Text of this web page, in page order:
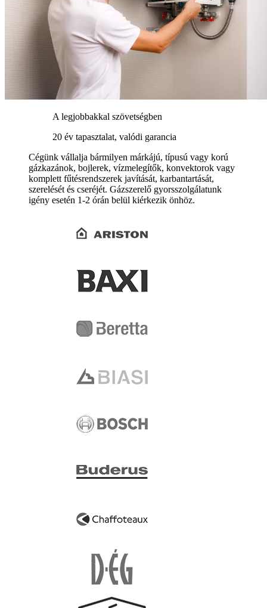
A legjobbakkal szövetségben
20 év tapasztalat, valódi garancia
Cégünk vállalja bármilyen márkájú, típusú vagy korú
gázkazánok, bojlerek, vízmelegítők, konvektorok vagy
komplett fűtésrendszerek javítását, karbantartását,
szerelését és cseréjét. Gázszerelő gyorsszolgálatunk
igény esetén 1-2 órán belül kiérkezik önhöz.